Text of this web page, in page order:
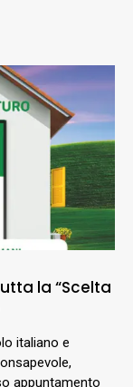
la “Scelta
italiano e
appuntamento